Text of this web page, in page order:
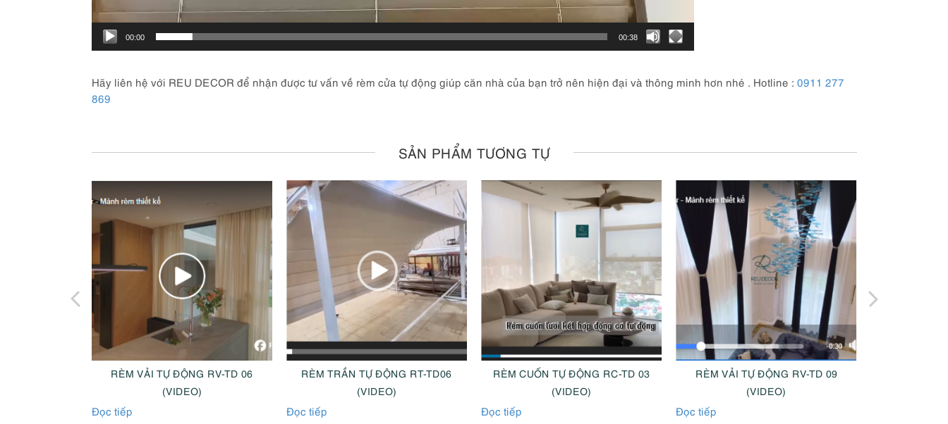
00:00 00:38
Hãy liên hệ với REU DECOR để nhận được tư vấn về rèm cửa tự động giúp căn nhà của bạn trở nên hiện đại và thông minh hơn nhé . Hotline : 0911 277
869
SẢN PHẨM TƯƠNG TỰ
RÈM TRẦN TỰ ĐỘNG RT-TD06
(VIDEO)
Đọc tiếp
RÈM CUỐN TỰ ĐỘNG RC-TD 03
(VIDEO)
Đọc tiếp
RÈM VẢI TỰ ĐỘNG RV-TD 09
(VIDEO)
Đọc tiếp
RÈM VẢI TỰ ĐỘNG RV-TD 06
(VIDEO)
Đọc tiếp